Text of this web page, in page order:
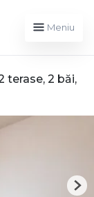
Meniu
terase, 2 băi,